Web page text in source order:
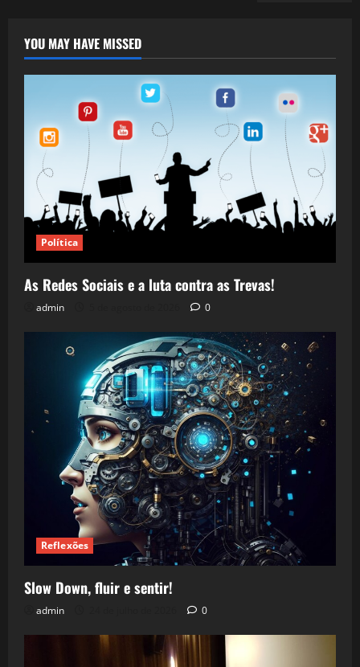
YOU MAY HAVE MISSED
Política
As Redes Sociais e a luta contra as Trevas!
admin 0
Reflexões
Slow Down, fluir e sentir!
admin 0